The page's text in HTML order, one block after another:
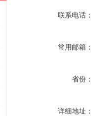
联系电话
常用邮箱
省份
详细地址